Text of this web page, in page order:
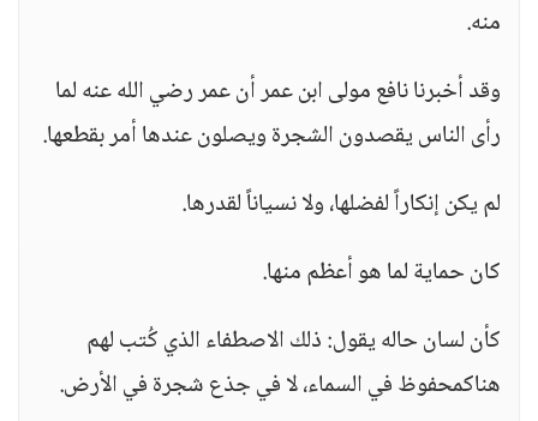
منه.
وقد أخبرنا نافع مولى ابن عمر أن عمر رضي الله عنه لما
رأى الناس يقصدون الشجرة ويصلون عندها أمر بقطعها.
لم يكن إنكاراً لفضلها، ولا نسياناً لقدرها.
كان حماية لما هو أعظم منها.
كأن لسان حاله يقول: ذلك الاصطفاء الذي كُتب لهم
هناكمحفوظ في السماء، لا في جذع شجرة في الأرض.